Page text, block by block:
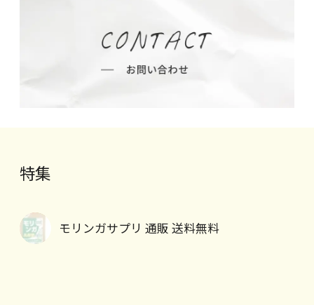
特集
モリンガサプリ 通販 送料無料